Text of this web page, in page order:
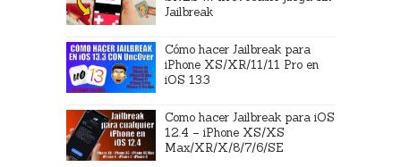
Jailbreak
Cómo hacer Jailbreak para
iPhone XS/XR/11/11 Pro en
iOS 13.3
Como hacer Jailbreak para iOS
12.4 – iPhone XS/XS
Max/XR/X/8/7/6/SE